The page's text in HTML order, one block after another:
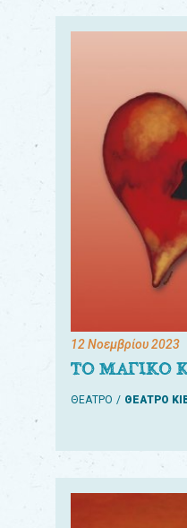
12 Νοεμβρίου 2023
ΤΟ ΜΑΓΙΚΟ
ΘΕΑΤΡΟ ΘΕΑΤΡΟ